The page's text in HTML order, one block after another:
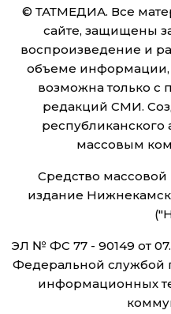
© ТАТМЕДИА. Все
сайте, защищены
воспроизведение и
объеме информации,
возможна только с
редакций СМИ.
республиканского
массовым
Средство
издание
ЭЛ № ФС 77 - 90149 от
Федеральной службой
информационных